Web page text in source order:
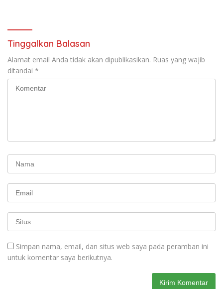
RUU Ketenagakerjaan Baru.
Tinggalkan Balasan
Alamat email Anda tidak akan dipublikasikan. Ruas yang wajib
ditandai *
Simpan nama, email, dan situs web saya pada peramban ini
untuk komentar saya berikutnya.